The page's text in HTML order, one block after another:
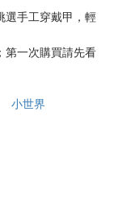
選手工穿戴甲，輕
第一次購買請先看